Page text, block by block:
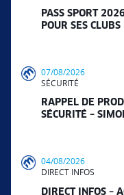
PASS SPORT
POUR SES
07/08/2026
SÉCURITÉ
RAPPEL DE
SÉCURITÉ –
04/08/2026
DIRECT INFOS
DIRECT INFOS –